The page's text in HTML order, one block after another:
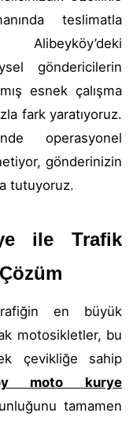
teslimatla
göndericilerin
esnek çalışma
fark yaratıyoruz.
operasyonel
gönderinizin
tutuyoruz.
ile Trafik
en büyük
motosikletler, bu
çevikliğe sahip
moto kurye
tamamen